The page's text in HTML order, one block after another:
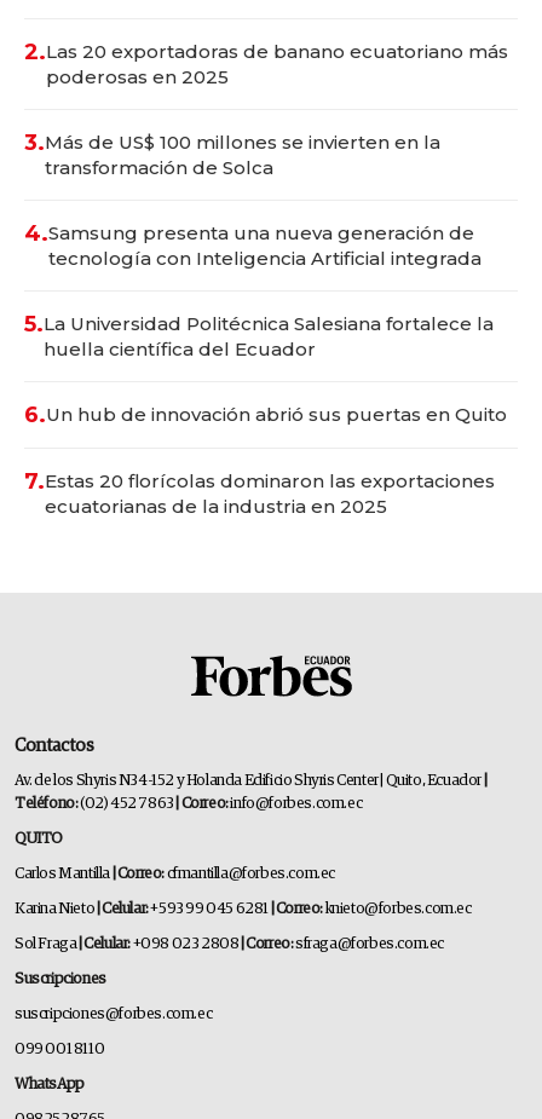
2.Las 20 exportadoras de banano ecuatoriano más
poderosas en 2025
3.Más de US$ 100 millones se invierten en la
transformación de Solca
4.Samsung presenta una nueva generación de
tecnología con Inteligencia Artificial integrada
5.La Universidad Politécnica Salesiana fortalece la
huella científica del Ecuador
6.Un hub de innovación abrió sus puertas en Quito
7.Estas 20 florícolas dominaron las exportaciones
ecuatorianas de la industria en 2025
Contactos
Av. de los Shyris N34-152 y Holanda Edificio Shyris Center | Quito, Ecuador
Teléfono:(02) 452 7863 | Correo:info@forbes.com.ec
QUITO
Carlos Mantilla | Correo:cfmantilla@forbes.com.ec
Karina Nieto | Celular:+593 99 045 6281 | Correo: knieto@forbes.com.ec
Sol Fraga | Celular:+098 023 2808 | Correo:sfraga@forbes.com.ec
Suscripciones
suscripciones@forbes.com.ec
099 001 8110
WhatsApp